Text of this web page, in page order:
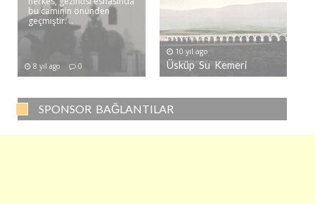
bu caminin önünden
geçmiştir. ..
8 yıl ago 0
10 yıl ago
Üsküp Su Kemeri
SPONSOR BAĞLANTILAR